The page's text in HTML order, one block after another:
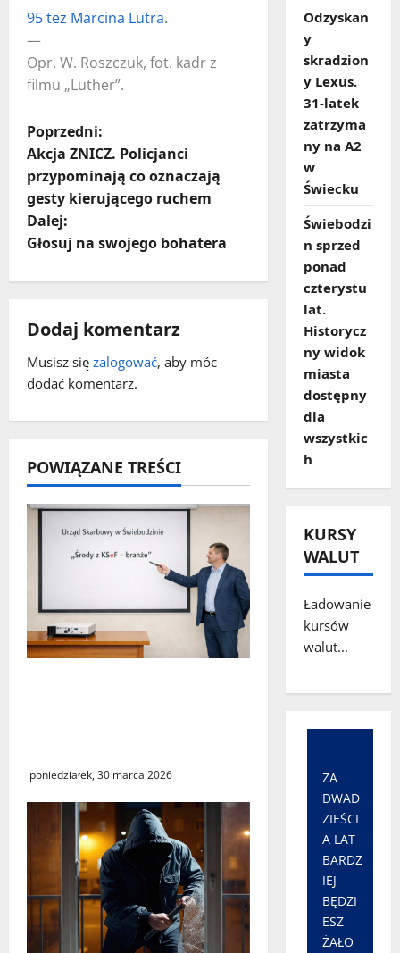
95 tez Marcina Lutra.
—
Opr. W. Roszczuk, fot. kadr z
filmu „Luther”.
Z
o
b
a
c
z
w
p
s
y
Poprzedni:
Akcja ZNICZ. Policjanci
przypominają co oznaczają
gesty kierującego ruchem
Dalej:
Głosuj na swojego bohatera
Dodaj komentarz
Musisz się zalogować, aby móc
dodać komentarz.
POWIĄZANE TREŚCI
poniedziałek, 30 marca 2026
Odzyskan
y
skradzion
y Lexus.
31‑latek
zatrzyma
ny na A2
w
Świecku
Świebodzi
n sprzed
ponad
czterystu
lat.
Historycz
ny widok
miasta
dostępny
dla
wszystkic
h
KURSY
WALUT
Ładowanie
kursów
walut...
ZA
DWAD
ZIEŚCI
A LAT
BARDZ
IEJ
BĘDZI
ESZ
ŻAŁO